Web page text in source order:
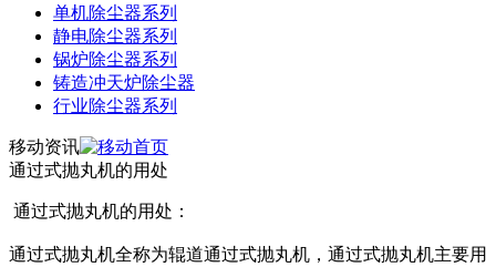
单机除尘器系列
静电除尘器系列
锅炉除尘器系列
铸造冲天炉除尘器
行业除尘器系列
移动资讯
通过式抛丸机的用处
通过式抛丸机的用处：
通过式抛丸机全称为辊道通过式抛丸机，通过式抛丸机主要用